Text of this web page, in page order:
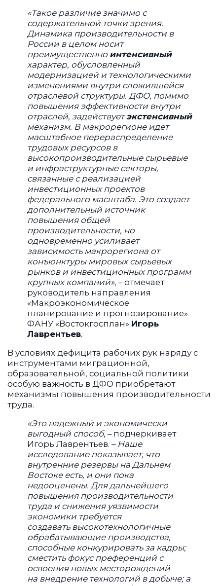
«Такое различие значимо с
содержательной точки зрения.
Динамика производительности в
России в целом носит
преимущественно интенсивный
характер, обусловленный
модернизацией и технологическими
изменениями внутри сложившейся
отраслевой структуры. ДФО, помимо
повышения эффективности внутри
отраслей, задействуетэкстенсивный
механизм. В макрорегионе идет
масштабное перераспределение
трудовых ресурсов в
высокопроизводительные сырьевые
и инфраструктурные секторы,
связанные с реализацией
инвестиционных проектов
федерального масштаба. Это создает
дополнительный источник
повышения общей
производительности, но
одновременно усиливает
зависимость макрорегиона от
конъюнктуры мировых сырьевых
рынков и инвестиционных программ
крупных компаний», – отмечает
руководитель направления
«Макроэкономическое
планирование и прогнозирование»
ФАНУ «Востокгосплан» Игорь
Лаврентьев.
В условиях дефицита рабочих рук наряду с
инструментами миграционной,
образовательной, социальной политики
особую важность в ДФО приобретают
механизмы повышения производительности
труда.
«Это надежный и экономически
выгодный способ, – подчеркивает
Игорь Лаврентьев. – Наше
исследование показывает, что
внутренние резервы на Дальнем
Востоке есть, и они пока
недооценены. Для дальнейшего
повышения производительности
труда и снижения уязвимости
экономики требуется
создавать высокотехнологичные
обрабатывающие производства,
способные конкурировать за кадры;
сместить фокус преференций с
освоения новых месторождений
на внедрение технологий в добыче; а